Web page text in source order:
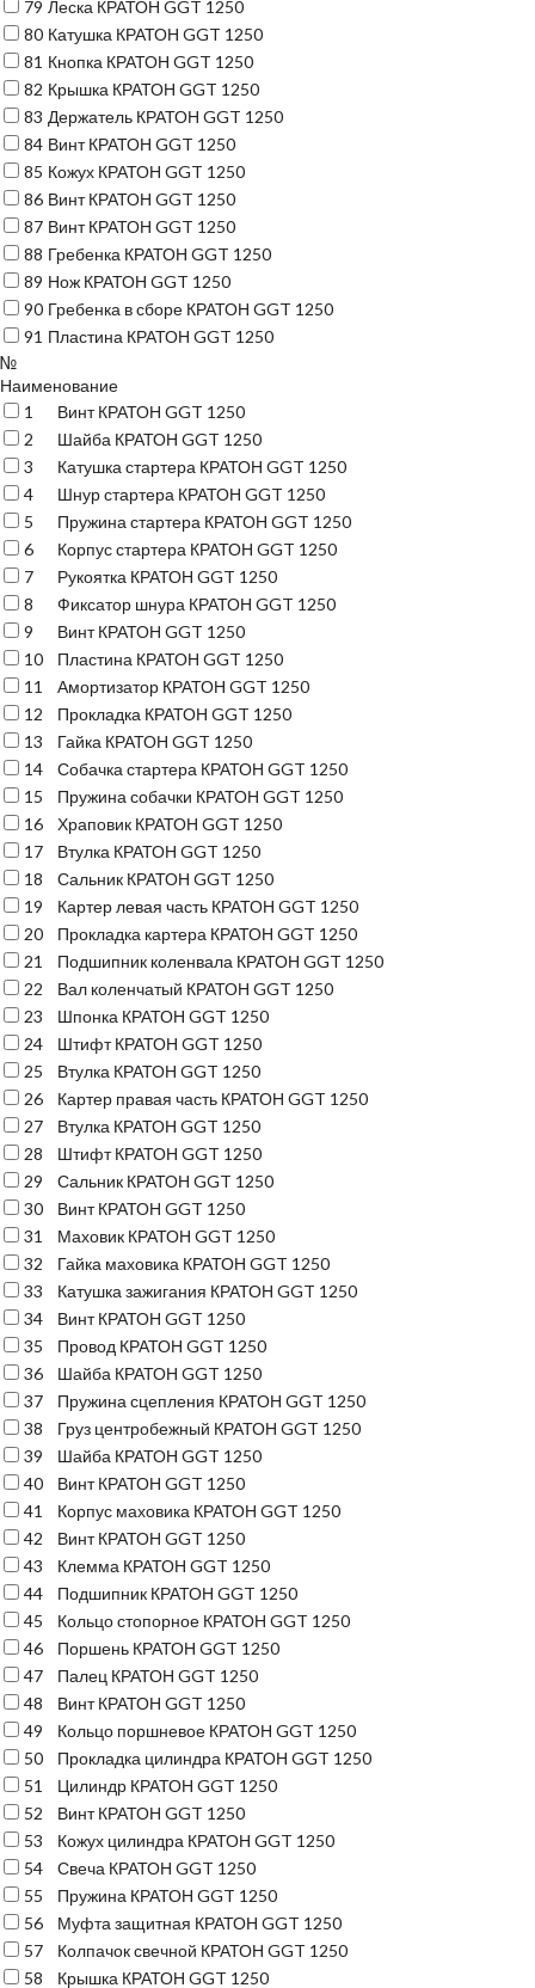
79 Леска КРАТОН GGT 1250
80 Катушка КРАТОН GGT 1250
81 Кнопка КРАТОН GGT 1250
82 Крышка КРАТОН GGT 1250
83 Держатель КРАТОН GGT 1250
84 Винт КРАТОН GGT 1250
85 Кожух КРАТОН GGT 1250
86 Винт КРАТОН GGT 1250
87 Винт КРАТОН GGT 1250
88 Гребенка КРАТОН GGT 1250
89 Нож КРАТОН GGT 1250
90 Гребенка в сборе КРАТОН GGT 1250
91 Пластина КРАТОН GGT 1250
№
Наименование
1
Винт КРАТОН GGT 1250
2
Шайба КРАТОН GGT 1250
3
Катушка стартера КРАТОН GGT 1250
4
Шнур стартера КРАТОН GGT 1250
5
Пружина стартера КРАТОН GGT 1250
6
Корпус стартера КРАТОН GGT 1250
7
Рукоятка КРАТОН GGT 1250
8
Фиксатор шнура КРАТОН GGT 1250
9
Винт КРАТОН GGT 1250
10
Пластина КРАТОН GGT 1250
11
Амортизатор КРАТОН GGT 1250
12
Прокладка КРАТОН GGT 1250
13
Гайка КРАТОН GGT 1250
14
Собачка стартера КРАТОН GGT 1250
15
Пружина собачки КРАТОН GGT 1250
16
Храповик КРАТОН GGT 1250
17
Втулка КРАТОН GGT 1250
18
Сальник КРАТОН GGT 1250
19
Картер левая часть КРАТОН GGT 1250
20
Прокладка картера КРАТОН GGT 1250
21
Подшипник коленвала КРАТОН GGT 1250
22
Вал коленчатый КРАТОН GGT 1250
23
Шпонка КРАТОН GGT 1250
24
Штифт КРАТОН GGT 1250
25
Втулка КРАТОН GGT 1250
26
Картер правая часть КРАТОН GGT 1250
27
Втулка КРАТОН GGT 1250
28
Штифт КРАТОН GGT 1250
29
Сальник КРАТОН GGT 1250
30
Винт КРАТОН GGT 1250
31
Маховик КРАТОН GGT 1250
32
Гайка маховика КРАТОН GGT 1250
33
Катушка зажигания КРАТОН GGT 1250
34
Винт КРАТОН GGT 1250
35
Провод КРАТОН GGT 1250
36
Шайба КРАТОН GGT 1250
37
Пружина сцепления КРАТОН GGT 1250
38
Груз центробежный КРАТОН GGT 1250
39
Шайба КРАТОН GGT 1250
40
Винт КРАТОН GGT 1250
41
Корпус маховика КРАТОН GGT 1250
42
Винт КРАТОН GGT 1250
43
Клемма КРАТОН GGT 1250
44
Подшипник КРАТОН GGT 1250
45
Кольцо стопорное КРАТОН GGT 1250
46
Поршень КРАТОН GGT 1250
47
Палец КРАТОН GGT 1250
48
Винт КРАТОН GGT 1250
49
Кольцо поршневое КРАТОН GGT 1250
50
Прокладка цилиндра КРАТОН GGT 1250
51
Цилиндр КРАТОН GGT 1250
52
Винт КРАТОН GGT 1250
53
Кожух цилиндра КРАТОН GGT 1250
54
Свеча КРАТОН GGT 1250
55
Пружина КРАТОН GGT 1250
56
Муфта защитная КРАТОН GGT 1250
57
Колпачок свечной КРАТОН GGT 1250
58
Крышка КРАТОН GGT 1250